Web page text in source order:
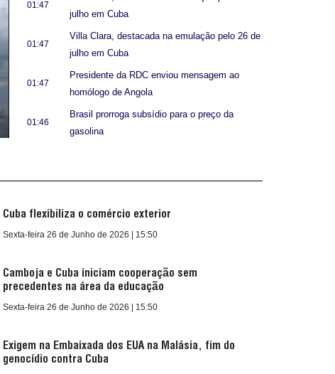
01:47
julho em Cuba
01:47
Villa Clara, destacada na emulação pelo 26 de
julho em Cuba
01:47
Presidente da RDC enviou mensagem ao
homólogo de Angola
01:46
Brasil prorroga subsídio para o preço da
gasolina
Cuba flexibiliza o comércio exterior
Sexta-feira 26 de Junho de 2026 | 15:50
Camboja e Cuba iniciam cooperação sem
precedentes na área da educação
Sexta-feira 26 de Junho de 2026 | 15:50
Exigem na Embaixada dos EUA na Malásia, fim do
genocídio contra Cuba